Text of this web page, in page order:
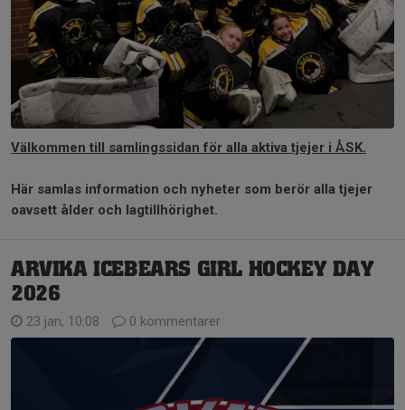
Välkommen till samlingssidan för alla aktiva tjejer i ÅSK.
Här samlas information och nyheter som berör alla tjejer
oavsett ålder och lagtillhörighet.
ARVIKA ICEBEARS GIRL HOCKEY DAY
2026
23 jan, 10:08 0 kommentarer